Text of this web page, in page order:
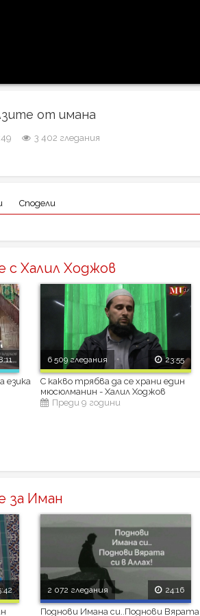
от имана
3 402 гледания
Сподели
с Халил Ходжов
езика
6 509 гледания 23:55
С какво трябва да се храни един
мюсюлманин - Халил Ходжов
Преди 9 години
за Иман
2 072 гледания 24:16
Поднови Имана си..Поднови Вярата